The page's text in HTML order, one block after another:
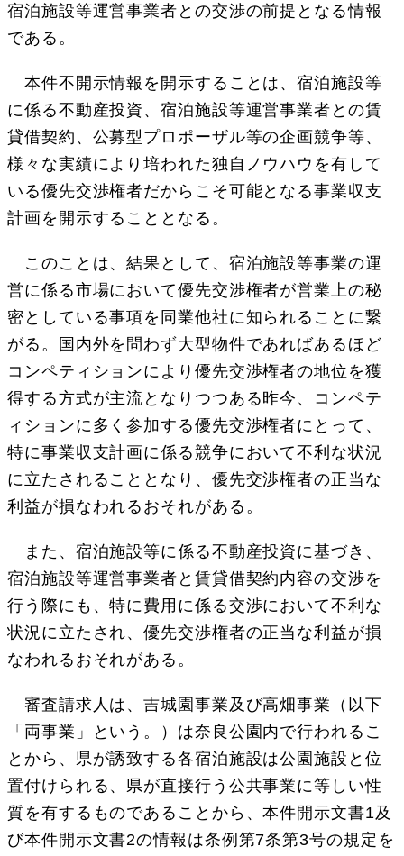
宿泊施設等運営事業者との交渉の前提となる情報
である。
本件不開示情報を開示することは、宿泊施設等
に係る不動産投資、宿泊施設等運営事業者との賃
貸借契約、公募型プロポーザル等の企画競争等、
様々な実績により培われた独自ノウハウを有して
いる優先交渉権者だからこそ可能となる事業収支
計画を開示することとなる。
このことは、結果として、宿泊施設等事業の運
営に係る市場において優先交渉権者が営業上の秘
密としている事項を同業他社に知られることに繋
がる。国内外を問わず大型物件であればあるほど
コンペティションにより優先交渉権者の地位を獲
得する方式が主流となりつつある昨今、コンペテ
ィションに多く参加する優先交渉権者にとって、
特に事業収支計画に係る競争において不利な状況
に立たされることとなり、優先交渉権者の正当な
利益が損なわれるおそれがある。
また、宿泊施設等に係る不動産投資に基づき、
宿泊施設等運営事業者と賃貸借契約内容の交渉を
行う際にも、特に費用に係る交渉において不利な
状況に立たされ、優先交渉権者の正当な利益が損
なわれるおそれがある。
審査請求人は、吉城園事業及び高畑事業（以下
「両事業」という。）は奈良公園内で行われるこ
とから、県が誘致する各宿泊施設は公園施設と位
置付けられる、県が直接行う公共事業に等しい性
質を有するものであることから、本件開示文書1及
び本件開示文書2の情報は条例第7条第3号の規定を